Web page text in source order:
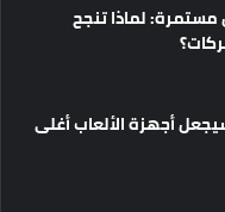
لماذا تنجح
أجهزة الألعاب أغلى